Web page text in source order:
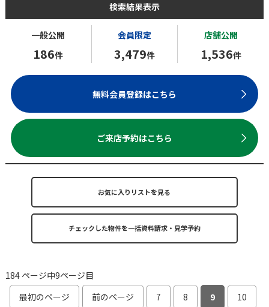
検索結果表示
一般公開
186件
会員限定
3,479件
店舗公開
1,536件
無料会員登録はこちら
ご来店予約はこちら
お気に入りリストを見る
184 ページ中9ページ目
最初のページ
前のページ 7 8 9 10